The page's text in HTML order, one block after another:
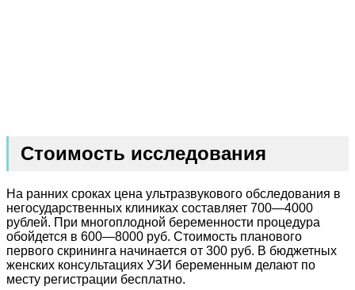
Стоимость исследования
На ранних сроках цена ультразвукового обследования в
негосударственных клиниках составляет 700―4000
рублей. При многоплодной беременности процедура
обойдется в 600―8000 руб. Стоимость планового
первого скрининга начинается от 300 руб. В бюджетных
женских консультациях УЗИ беременным делают по
месту регистрации бесплатно.